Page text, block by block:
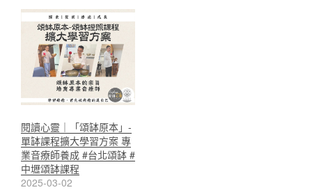
閱讀心靈｜「頌缽原本」-
單缽課程擴大學習方案 專
業音療師養成 #台北頌缽 #
中壢頌缽課程
2025-03-02